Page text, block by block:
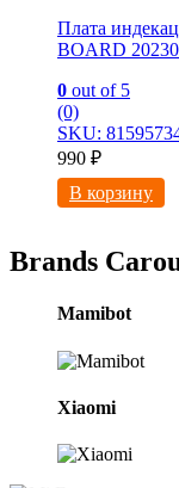
Плата
BOARD
0 out of 5
(0)
SKU:
990 ₽
В корзину
Brands
Mamibot
Xiaomi